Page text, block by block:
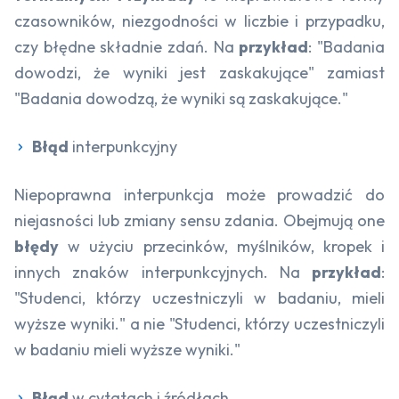
czasowników, niezgodności w liczbie i przypadku,
czy błędne składnie zdań. Na przykład: "Badania
dowodzi, że wyniki jest zaskakujące" zamiast
"Badania dowodzą, że wyniki są zaskakujące."
Błąd interpunkcyjny
Niepoprawna interpunkcja może prowadzić do
niejasności lub zmiany sensu zdania. Obejmują one
błędy w użyciu przecinków, myślników, kropek i
innych znaków interpunkcyjnych. Na przykład:
"Studenci, którzy uczestniczyli w badaniu, mieli
wyższe wyniki." a nie "Studenci, którzy uczestniczyli
w badaniu mieli wyższe wyniki."